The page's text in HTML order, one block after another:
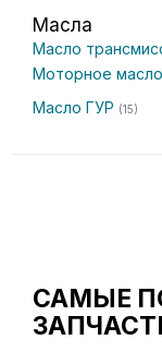
Масла
Масло
Моторное масло
Масло ГУР (15)
САМЫЕ